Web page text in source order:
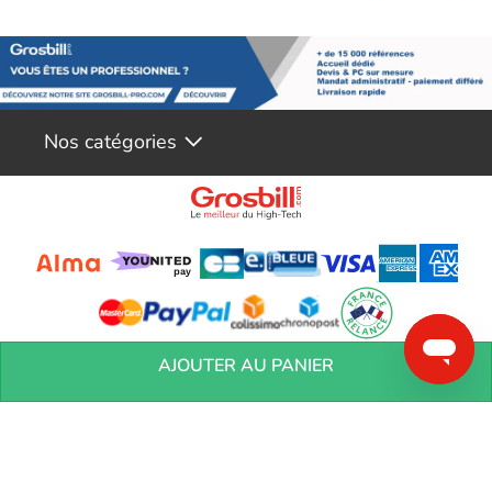
AJOUTER AU PANIER
Nos catégories
Conditions générales de réservation Conditions générales de vente
Mentions
Vos informations personnelles Préférences Cookies
Aide &